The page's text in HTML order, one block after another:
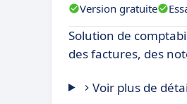
Version gratuite
Solution de
des factures, des
Voir plus de